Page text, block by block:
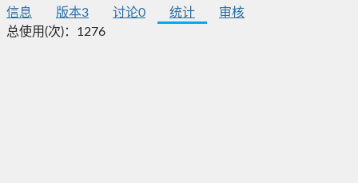
信息 版本3 讨论0 统计
审核
总使用(次)： 1276